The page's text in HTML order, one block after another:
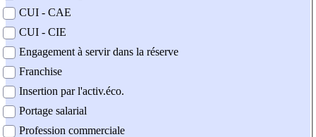
CUI - CAE
CUI - CIE
Engagement à servir dans la réserve
Franchise
Insertion par l'activ.éco.
Portage salarial
Profession commerciale